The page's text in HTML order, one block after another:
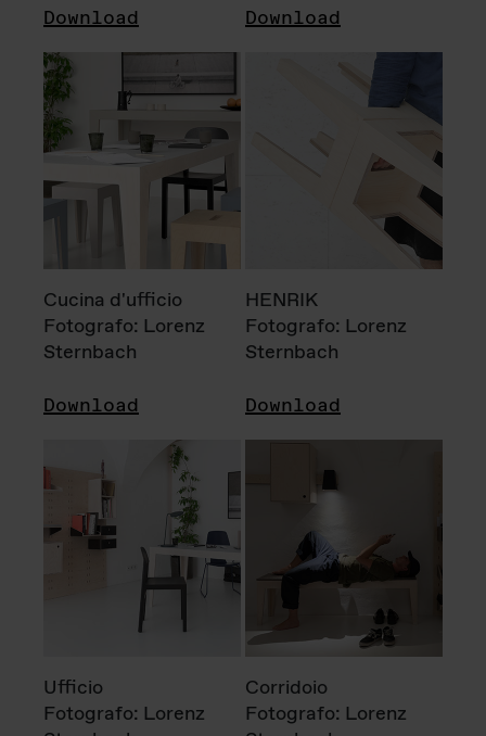
Download Download
Cucina d'ufficio
Fotografo: Lorenz
Sternbach
Download
HENRIK
Fotografo: Lorenz
Sternbach
Download
Ufficio
Fotografo: Lorenz
Corridoio
Fotografo: Lorenz